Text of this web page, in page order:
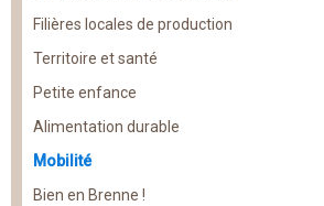
Filières locales de production
Territoire et santé
Petite enfance
Alimentation durable
Mobilité
Bien en Brenne !